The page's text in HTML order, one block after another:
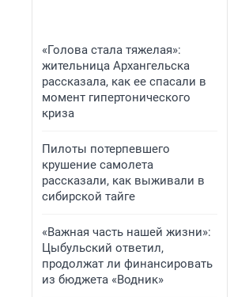
«Голова стала тяжелая»:
жительница Архангельска
рассказала, как ее спасали в
момент гипертонического
криза
Пилоты потерпевшего
крушение самолета
рассказали, как выживали в
сибирской тайге
«Важная часть нашей жизни»:
Цыбульский ответил,
продолжат ли финансировать
из бюджета «Водник»